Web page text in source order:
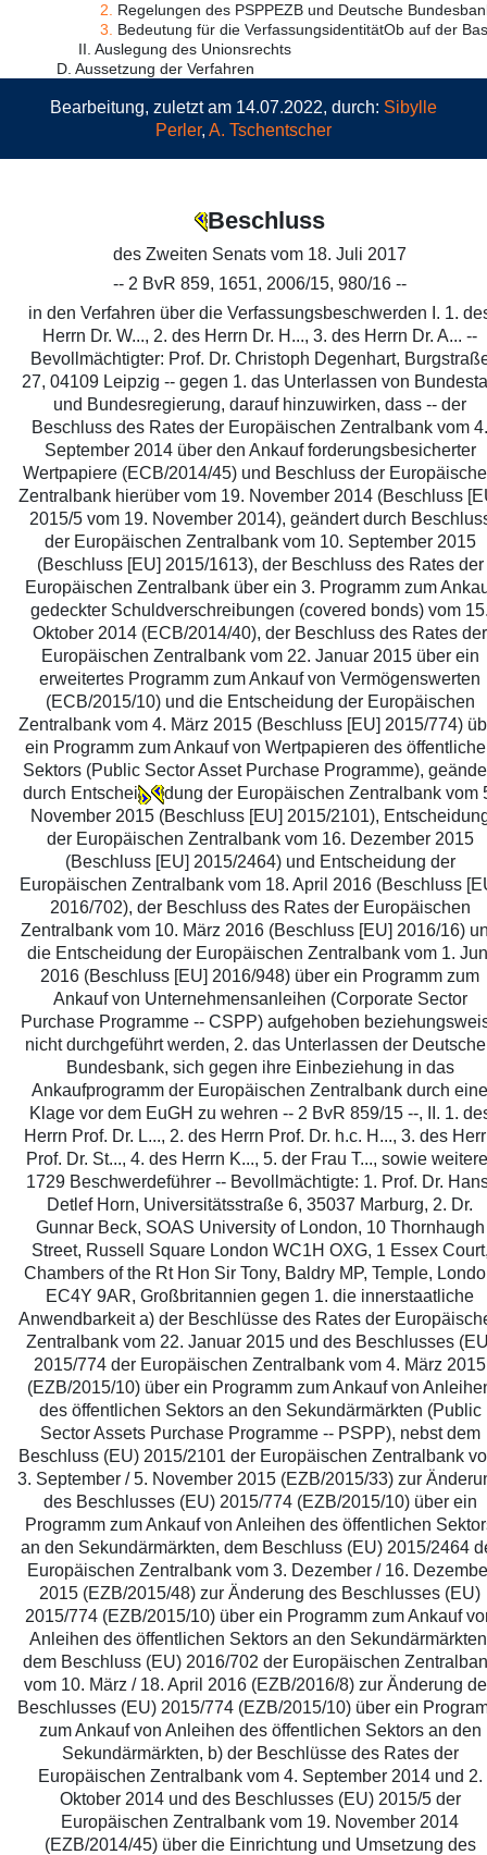
2.
Regelungen des PSPPEZB und Deutsche
3.
Bedeutung für die VerfassungsidentitätOb auf der
II. Auslegung des Unionsrechts
D. Aussetzung der Verfahren
Bearbeitung, zuletzt am 14.07.2022, durch: Sibylle
Perler, A. Tschentscher
Beschluss
des Zweiten Senats vom 18. Juli 2017
-- 2 BvR 859, 1651, 2006/15, 980/16 --
in den Verfahren über die Verfassungsbeschwerden I. 1.
Herrn Dr. W..., 2. des Herrn Dr. H..., 3. des Herrn Dr. A... --
Bevollmächtigter: Prof. Dr. Christoph Degenhart,
27, 04109 Leipzig -- gegen 1. das Unterlassen von
und Bundesregierung, darauf hinzuwirken, dass -- der
Beschluss des Rates der Europäischen Zentralbank vom 4.
September 2014 über den Ankauf forderungsbesicherter
Wertpapiere (ECB/2014/45) und Beschluss der
Zentralbank hierüber vom 19. November 2014 (Beschluss
2015/5 vom 19. November 2014), geändert durch
der Europäischen Zentralbank vom 10. September 2015
(Beschluss [EU] 2015/1613), der Beschluss des Rates der
Europäischen Zentralbank über ein 3. Programm zum
gedeckter Schuldverschreibungen (covered bonds) vom
Oktober 2014 (ECB/2014/40), der Beschluss des Rates der
Europäischen Zentralbank vom 22. Januar 2015 über ein
erweitertes Programm zum Ankauf von Vermögenswerten
(ECB/2015/10) und die Entscheidung der Europäischen
Zentralbank vom 4. März 2015 (Beschluss [EU] 2015/774)
ein Programm zum Ankauf von Wertpapieren des
Sektors (Public Sector Asset Purchase Programme),
durch Entschei
dung der Europäischen Zentralbank vom
November 2015 (Beschluss [EU] 2015/2101),
der Europäischen Zentralbank vom 16. Dezember 2015
(Beschluss [EU] 2015/2464) und Entscheidung der
Europäischen Zentralbank vom 18. April 2016 (Beschluss
2016/702), der Beschluss des Rates der Europäischen
Zentralbank vom 10. März 2016 (Beschluss [EU] 2016/16)
die Entscheidung der Europäischen Zentralbank vom 1.
2016 (Beschluss [EU] 2016/948) über ein Programm zum
Ankauf von Unternehmensanleihen (Corporate Sector
Purchase Programme -- CSPP) aufgehoben
nicht durchgeführt werden, 2. das Unterlassen der
Bundesbank, sich gegen ihre Einbeziehung in das
Ankaufprogramm der Europäischen Zentralbank durch eine
Klage vor dem EuGH zu wehren -- 2 BvR 859/15 --, II. 1.
Herrn Prof. Dr. L..., 2. des Herrn Prof. Dr. h.c. H..., 3. des
Prof. Dr. St..., 4. des Herrn K..., 5. der Frau T..., sowie
1729 Beschwerdeführer -- Bevollmächtigte: 1. Prof. Dr.
Detlef Horn, Universitätsstraße 6, 35037 Marburg, 2. Dr.
Gunnar Beck, SOAS University of London, 10 Thornhaugh
Street, Russell Square London WC1H OXG, 1 Essex
Chambers of the Rt Hon Sir Tony, Baldry MP, Temple,
EC4Y 9AR, Großbritannien gegen 1. die innerstaatliche
Anwendbarkeit a) der Beschlüsse des Rates der
Zentralbank vom 22. Januar 2015 und des Beschlusses
2015/774 der Europäischen Zentralbank vom 4. März 2015
(EZB/2015/10) über ein Programm zum Ankauf von
des öffentlichen Sektors an den Sekundärmärkten (Public
Sector Assets Purchase Programme -- PSPP), nebst dem
Beschluss (EU) 2015/2101 der Europäischen Zentralbank
3. September / 5. November 2015 (EZB/2015/33) zur
des Beschlusses (EU) 2015/774 (EZB/2015/10) über ein
Programm zum Ankauf von Anleihen des öffentlichen
an den Sekundärmärkten, dem Beschluss (EU) 2015/2464
Europäischen Zentralbank vom 3. Dezember / 16.
2015 (EZB/2015/48) zur Änderung des Beschlusses (EU)
2015/774 (EZB/2015/10) über ein Programm zum Ankauf
Anleihen des öffentlichen Sektors an den
dem Beschluss (EU) 2016/702 der Europäischen
vom 10. März / 18. April 2016 (EZB/2016/8) zur Änderung
Beschlusses (EU) 2015/774 (EZB/2015/10) über ein
zum Ankauf von Anleihen des öffentlichen Sektors an den
Sekundärmärkten, b) der Beschlüsse des Rates der
Europäischen Zentralbank vom 4. September 2014 und 2.
Oktober 2014 und des Beschlusses (EU) 2015/5 der
Europäischen Zentralbank vom 19. November 2014
(EZB/2014/45) über die Einrichtung und Umsetzung des